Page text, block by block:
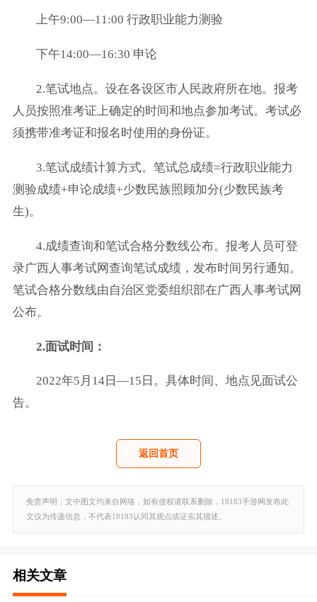
上午9:00—11:00 行政职业能力测验
下午14:00—16:30 申论
2.笔试地点。设在各设区市人民政府所在地。报考
人员按照准考证上确定的时间和地点参加考试。考试必
须携带准考证和报名时使用的身份证。
3.笔试成绩计算方式。笔试总成绩=行政职业能力
测验成绩+申论成绩+少数民族照顾加分(少数民族考
生)。
4.成绩查询和笔试合格分数线公布。报考人员可登
录广西人事考试网查询笔试成绩，发布时间另行通知。
笔试合格分数线由自治区党委组织部在广西人事考试网
公布。
2.面试时间：
2022年5月14日—15日。具体时间、地点见面试公
告。
返回首页
免责声明：文中图文均来自网络，如有侵权请联系删除，18183手游网发布此
文仅为传递信息，不代表18183认同其观点或证实其描述。
相关文章